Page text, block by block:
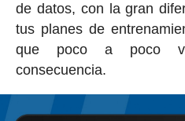
de datos, con la gran
tus planes de
que poco a poco
consecuencia.